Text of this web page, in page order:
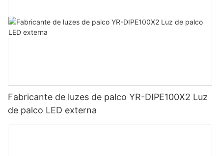
Fabricante de luzes de palco YR-DIPE100X2 Luz
de palco LED externa